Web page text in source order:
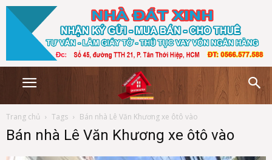
Trang chủ Tags Bán nhà Lê Văn Khương xe ôtô vào
Bán nhà Lê Văn Khương xe ôtô vào